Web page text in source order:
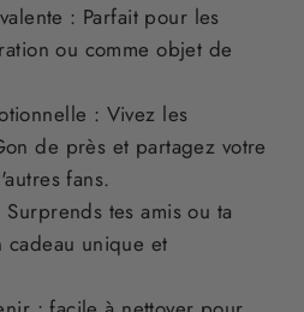
: Parfait pour les
ou comme objet de
: Vivez les
de près et partagez votre
fans.
tes amis ou ta
cadeau unique et